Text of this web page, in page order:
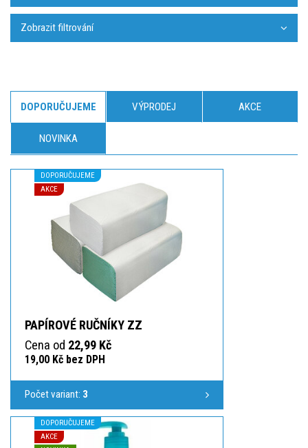
Zobrazit filtrování
DOPORUČUJEME VÝPRODEJ AKCE
NOVINKA
DOPORUČUJEME
AKCE
PAPÍROVÉ RUČNÍKY ZZ
Cena od 22,99 Kč
19,00 Kč bez DPH
Počet variant: 3
DOPORUČUJEME
AKCE